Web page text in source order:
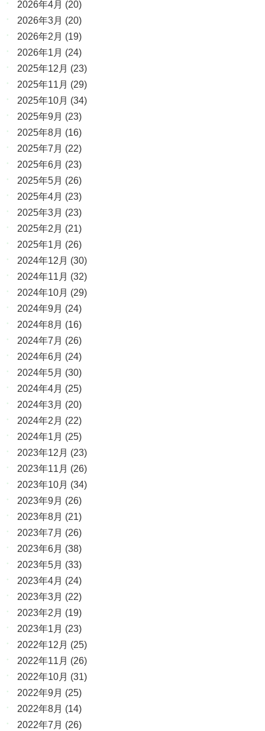
2026年4月 (20)
2026年3月 (20)
2026年2月 (19)
2026年1月 (24)
2025年12月 (23)
2025年11月 (29)
2025年10月 (34)
2025年9月 (23)
2025年8月 (16)
2025年7月 (22)
2025年6月 (23)
2025年5月 (26)
2025年4月 (23)
2025年3月 (23)
2025年2月 (21)
2025年1月 (26)
2024年12月 (30)
2024年11月 (32)
2024年10月 (29)
2024年9月 (24)
2024年8月 (16)
2024年7月 (26)
2024年6月 (24)
2024年5月 (30)
2024年4月 (25)
2024年3月 (20)
2024年2月 (22)
2024年1月 (25)
2023年12月 (23)
2023年11月 (26)
2023年10月 (34)
2023年9月 (26)
2023年8月 (21)
2023年7月 (26)
2023年6月 (38)
2023年5月 (33)
2023年4月 (24)
2023年3月 (22)
2023年2月 (19)
2023年1月 (23)
2022年12月 (25)
2022年11月 (26)
2022年10月 (31)
2022年9月 (25)
2022年8月 (14)
2022年7月 (26)